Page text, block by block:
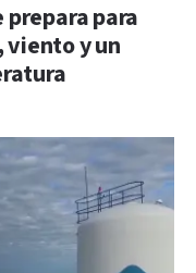
prepara para
y un